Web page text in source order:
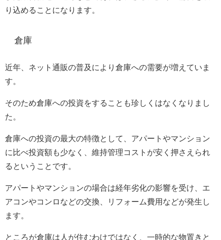
り込めることになります。
倉庫
近年、ネット通販の普及により倉庫への需要が増えていま
す。
そのため倉庫への投資をすることも珍しくはなくなりまし
た。
倉庫への投資の最大の特徴として、アパートやマンション
に比べ投資額も少なく、維持管理コストが安く押さえられ
るということです。
アパートやマンションの場合は経年劣化の影響を受け、エ
アコンやコンロなどの交換、リフォーム費用などが発生し
ます。
ところが倉庫は人が住むわけではなく、一時的な物置きと